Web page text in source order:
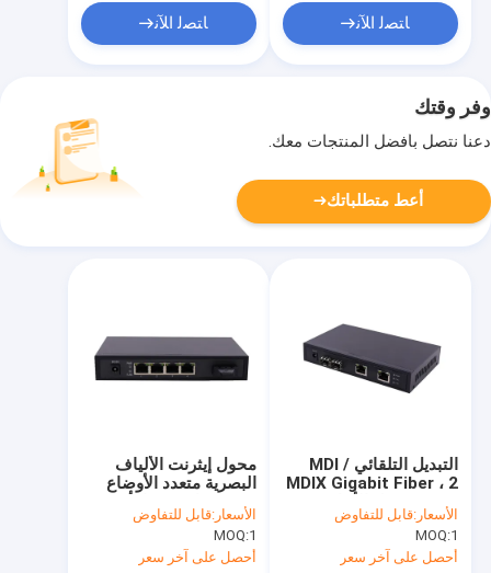
ﺎﺘﺼﻟ ﺍﻶﻧ ﺎﺘﺼﻟ ﺍﻶﻧ
وفر وقتك
دعنا نتصل بأفضل المنتجات معك.
أعط متطلباتك
محول إيثرنت الألياف
البصرية متعدد الأوضاع
منافذ RJ45
الأسعار:قابل للتفاوض
MOQ:1
أحصل على آخر سعر
التبديل التلقائي MDI /
MDIX Gigabit Fiber ، 2
1000Mbps
الأسعار:قابل للتفاوض
MOQ:1
أحصل على آخر سعر